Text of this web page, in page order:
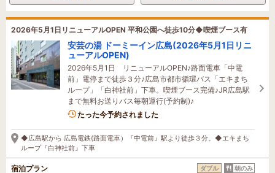
2026年5月1日リニューアルOPEN 平和公園へ徒歩10分◆喫煙ブース有
安芸の湯 ドーミーイン広島(2026年5月1日リニ
ューアルOPEN)
2026年5月1日 リニューアルOPEN♪路面電車「中電
前」電停まで徒歩３分♪広島市都市循環バス「エキまち
ループ」「白神社前」下車。喫煙ブース完備♪JR広島駅
まで無料お送りバス毎朝運行(予約制)♪
2名がこの宿を見ています
たった今予約されました
◆広島駅から 広島電鉄(路面電車）『中電前』駅より徒歩３分。◆エキまち
ループ『白神社前』下車
宿泊プラン ダブル 朝のみ